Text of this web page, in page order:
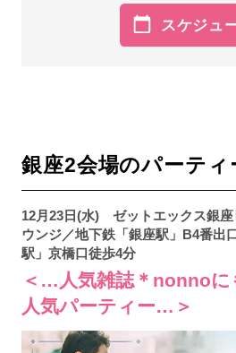
スケジュ
銀座2会場のパーティ
12月23日(水) ゼットエックス銀座
ウンジ／地下鉄「銀座駅」B4番出
駅」京橋口徒歩4分
＜…人気雑誌＊nonnoに
人気パーティー…＞